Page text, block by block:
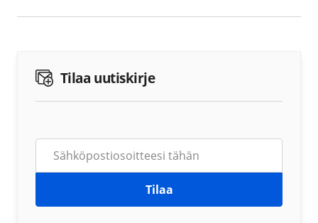
Tilaa uutiskirje
Tilaa